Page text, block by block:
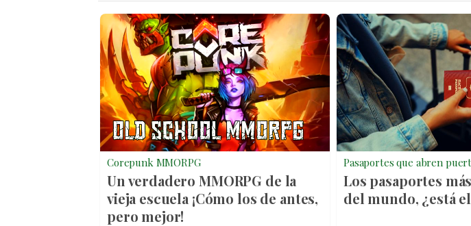
Corepunk MMORPG
Un verdadero MMORPG de la
vieja escuela ¡Cómo los de antes,
pero mejor!
Pasaportes que abren
Los pasaportes
del mundo, ¿está